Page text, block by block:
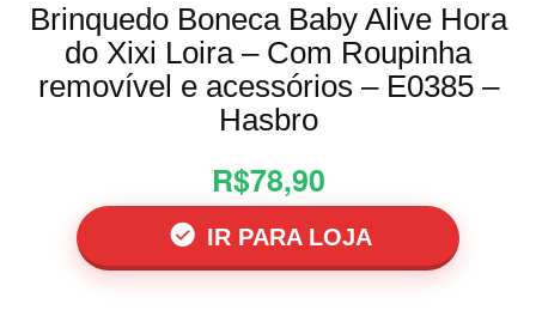
Brinquedo Boneca Baby Alive Hora
do Xixi Loira – Com Roupinha
removível e acessórios – E0385 –
Hasbro
R$78,90
IR PARA LOJA